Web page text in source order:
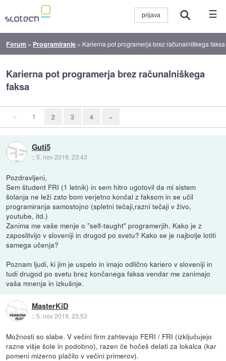
☰
Forum » Programiranje » Karierna pot programerja brez računalniškega faksa
Karierna pot programerja brez računalniškega
faksa
« 1 2 3 4 »
Guti5
:: 5. nov 2019, 23:43
Pozdravljeni,
Sem študent FRI (1 letnik) in sem hitro ugotovil da mi sistem
šolanja ne leži zato bom verjetno končal z faksom in se učil
programiranja samostojno (spletni tečaji,razni tečaji v živo,
youtube, itd.)
Zanima me vaše menje o "self-taught" programerjih. Kako je z
zaposlitvijo v sloveniji in drugod po svetu? Kako se je najbolje lotiti
samega učenja?
Poznam ljudi, ki jim je uspelo in imajo odlično kariero v sloveniji in
tudi drugod po svetu brez končanega faksa vendar me zanimajo
vaša mnenja in izkušnje.
MasterKiD
::5. nov 2019, 23:53
Možnosti so slabe. V večini firm zahtevajo FERI / FRI (izključujejo
razne višje šole in podobno), razen če hočeš delati za lokalca (kar
pomeni mizerno plačilo v večini primerov).